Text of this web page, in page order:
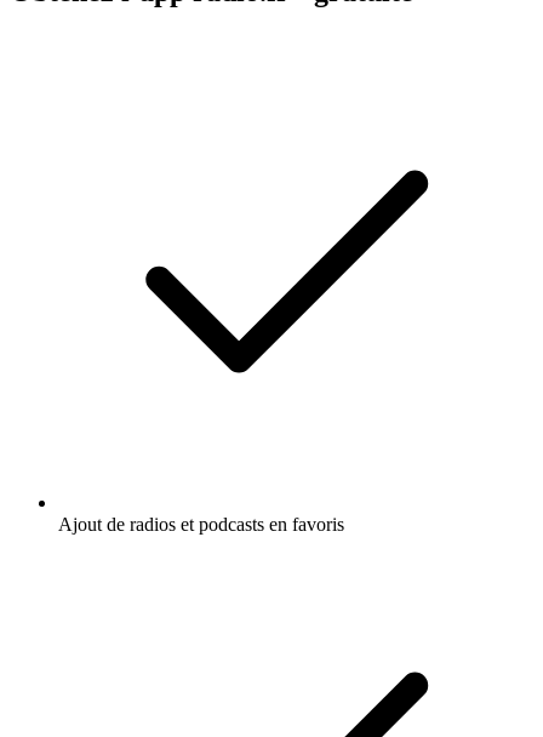
Ajout de radios et podcasts en favoris